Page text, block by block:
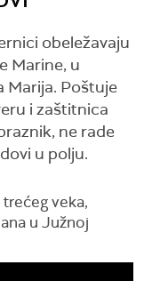
obeležavaju
Marine, u
Marija. Poštuje
i zaštitnica
ne rade
u polju.
veka,
u Južnoj